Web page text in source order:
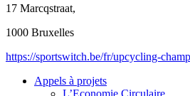
17 Marcqstraat,
1000 Bruxelles
https://sportswitch.be/fr/upcycling-
Appels à projets
L’Economie Circulaire